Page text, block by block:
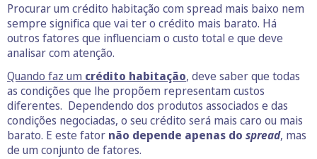
Procurar um crédito habitação com spread mais baixo nem
sempre significa que vai ter o crédito mais barato. Há
outros fatores que influenciam o custo total e que deve
analisar com atenção.
Quando faz um crédito habitação, deve saber que todas
as condições que lhe propõem representam custos
diferentes. Dependendo dos produtos associados e das
condições negociadas, o seu crédito será mais caro ou mais
barato. E este fator não depende apenas do spread, mas
de um conjunto de fatores.